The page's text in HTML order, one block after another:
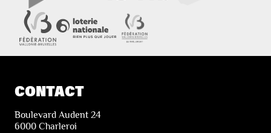
CONTACT
Boulevard Audent 24
6000 Charleroi